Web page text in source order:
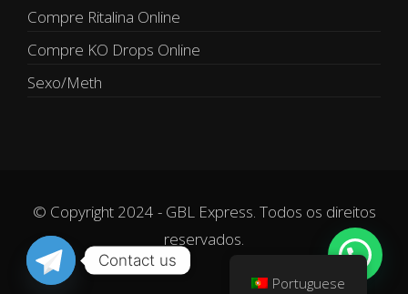
Compre Ritalina Online
Compre KO Drops Online
Sexo/Meth
© Copyright 2024 - GBL Express. Todos os direitos
reservados.
Portuguese
Contact us